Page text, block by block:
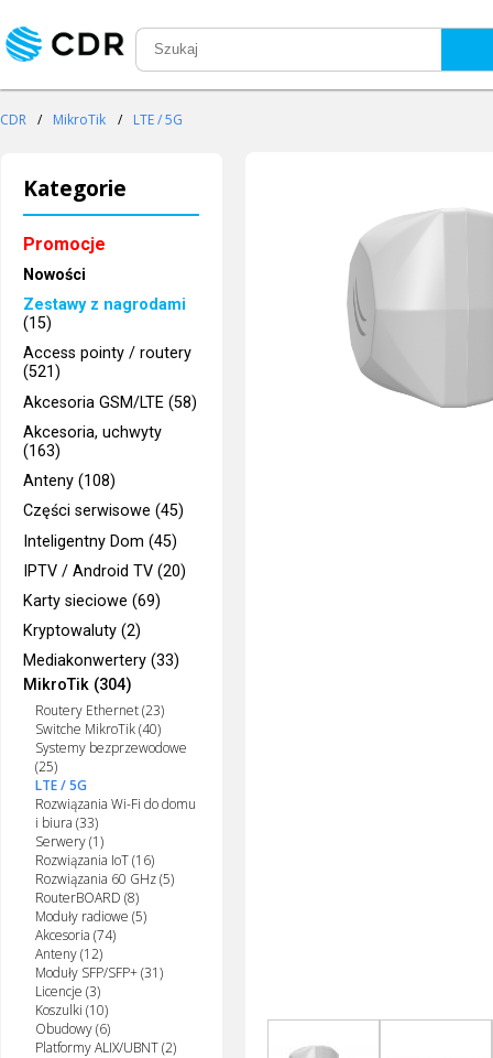
CDR / MikroTik / LTE / 5G
Kategorie
Promocje
Nowości
Zestawy z nagrodami
(15)
Access pointy / routery
(521)
Akcesoria GSM/LTE (58)
Akcesoria, uchwyty
(163)
Anteny (108)
Części serwisowe (45)
Inteligentny Dom (45)
IPTV / Android TV (20)
Karty sieciowe (69)
Kryptowaluty (2)
Mediakonwertery (33)
MikroTik (304)
Routery Ethernet (23)
Switche MikroTik (40)
Systemy bezprzewodowe
(25)
LTE / 5G
Rozwiązania Wi-Fi do domu
i biura (33)
Serwery (1)
Rozwiązania IoT (16)
Rozwiązania 60 GHz (5)
RouterBOARD (8)
Moduły radiowe (5)
Akcesoria (74)
Anteny (12)
Moduły SFP/SFP+ (31)
Licencje (3)
Koszulki (10)
Obudowy (6)
Platformy ALIX/UBNT (2)